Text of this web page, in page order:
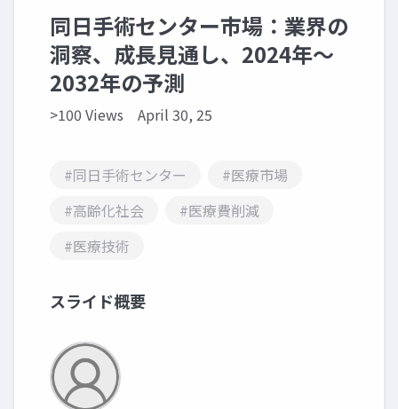
同日手術センター市場：業界の
洞察、成長見通し、2024年～
2032年の予測
>100 Views April 30, 25
#同日手術センター
#医療市場
#高齢化社会
#医療費削減
#医療技術
スライド概要